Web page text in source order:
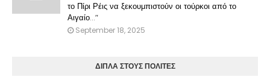
το Πίρι Ρέις να ξεκουμπιστούν οι τούρκοι από το
Αιγαίο..."
September 18, 2025
ΔΙΠΛΑ ΣΤΟΥΣ ΠΟΛΙΤΕΣ